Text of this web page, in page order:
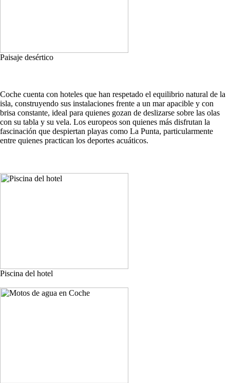
Paisaje desértico
Coche cuenta con hoteles que han respetado el equilibrio natural de la
isla, construyendo sus instalaciones frente a un mar apacible y con
brisa constante, ideal para quienes gozan de deslizarse sobre las olas
con su tabla y su vela. Los europeos son quienes más disfrutan la
fascinación que despiertan playas como La Punta, particularmente
entre quienes practican los deportes acuáticos.
Piscina del hotel